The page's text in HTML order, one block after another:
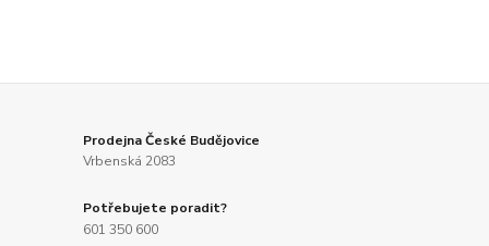
Prodejna České Budějovice
Vrbenská 2083
Potřebujete poradit?
601 350 600